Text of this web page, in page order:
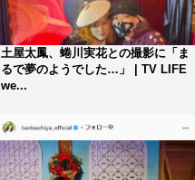
土屋太鳳、蜷川実花との撮影に「ま
るで夢のようでした…」 | TV LIFE
we...